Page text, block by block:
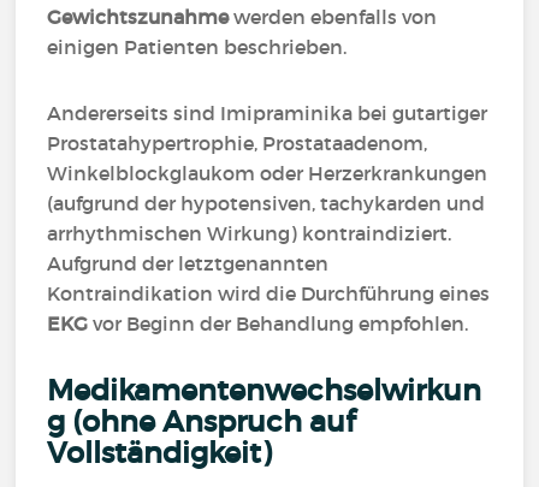
Gewichtszunahmewerden ebenfalls von
einigen Patienten beschrieben.
Andererseits sind Imipraminika bei gutartiger
Prostatahypertrophie, Prostataadenom,
Winkelblockglaukom oder Herzerkrankungen
(aufgrund der hypotensiven, tachykarden und
arrhythmischen Wirkung) kontraindiziert.
Aufgrund der letztgenannten
Kontraindikation wird die Durchführung eines
EKGvor Beginn der Behandlung empfohlen.
Medikamentenwechselwirkun
g (ohne Anspruch auf
Vollständigkeit)